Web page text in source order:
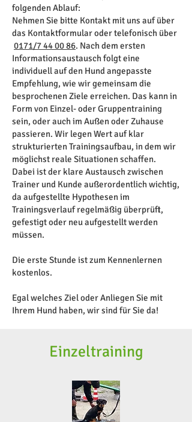
folgenden Ablauf:
Nehmen Sie bitte Kontakt mit uns auf über
das Kontaktformular oder telefonisch über
0171/7 44 00 86. Nach dem ersten
Informationsaustausch folgt eine
individuell auf den Hund angepasste
Empfehlung, wie wir gemeinsam die
besprochenen Ziele erreichen. Das kann in
Form von Einzel- oder Gruppentraining
sein, oder auch im Außen oder Zuhause
passieren. Wir legen Wert auf klar
strukturierten Trainingsaufbau, in dem wir
möglichst reale Situationen schaffen.
Dabei ist der klare Austausch zwischen
Trainer und Kunde außerordentlich wichtig,
da aufgestellte Hypothesen im
Trainingsverlauf regelmäßig überprüft,
gefestigt oder neu aufgestellt werden
müssen.
Die erste Stunde ist zum Kennenlernen
kostenlos.
Egal welches Ziel oder Anliegen Sie mit
Ihrem Hund haben, wir sind für Sie da!
Einzeltraining